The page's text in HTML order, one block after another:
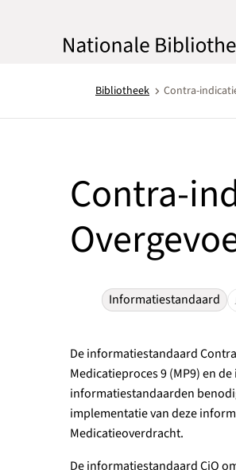
Bibliotheek Contra-
Contra-
Informatiestandaard
De informatiestandaard
Medicatieproces 9 (MP9) en
informatiestandaarden
implementatie van deze
Medicatieoverdracht.
De informatiestandaard CiO